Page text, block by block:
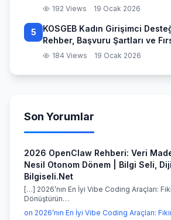
192 Views 19 Ocak 2026
5
KOSGEB Kadın Girişimci
Rehber, Başvuru Şartları ve
184 Views 19 Ocak 2026
Son Yorumlar
2026 OpenClaw Rehberi: Veri
Nesil Otonom Dönem | Bilgi Seli,
Bilgiseli.Net
[…] 2026’nın En İyi Vibe Coding Araçları:
Dönüştürün…
on 2026’nın En İyi Vibe Coding Araçları: